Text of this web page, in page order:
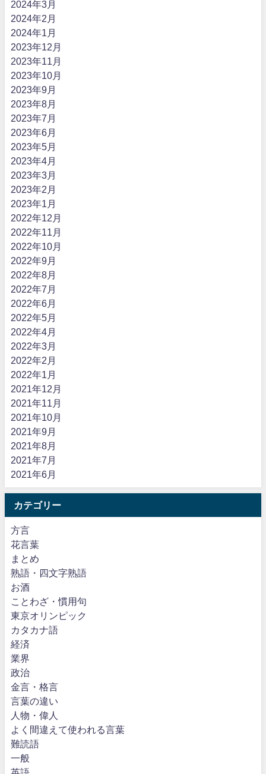
2024年3月
2024年2月
2024年1月
2023年12月
2023年11月
2023年10月
2023年9月
2023年8月
2023年7月
2023年6月
2023年5月
2023年4月
2023年3月
2023年2月
2023年1月
2022年12月
2022年11月
2022年10月
2022年9月
2022年8月
2022年7月
2022年6月
2022年5月
2022年4月
2022年3月
2022年2月
2022年1月
2021年12月
2021年11月
2021年10月
2021年9月
2021年8月
2021年7月
2021年6月
カテゴリー
方言
花言葉
まとめ
熟語・四文字熟語
お酒
ことわざ・慣用句
東京オリンピック
カタカナ語
経済
業界
政治
金言・格言
言葉の違い
人物・偉人
よく間違えて使われる言葉
難読語
一般